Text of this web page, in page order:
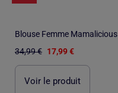
Blouse Femme Mamalicious
34,99 € 17,99 €
Voir le produit